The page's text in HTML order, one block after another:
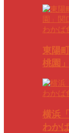
わかば
東陽
桃園
わかば
横浜
わか